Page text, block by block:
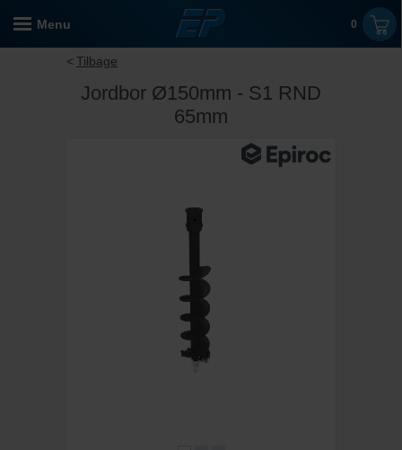
Menu 0
Tilbage
Jordbor Ø150mm - S1 RND
65mm